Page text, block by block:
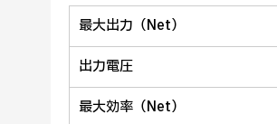
最大出力（Net）
出力電圧
最大効率（Net）